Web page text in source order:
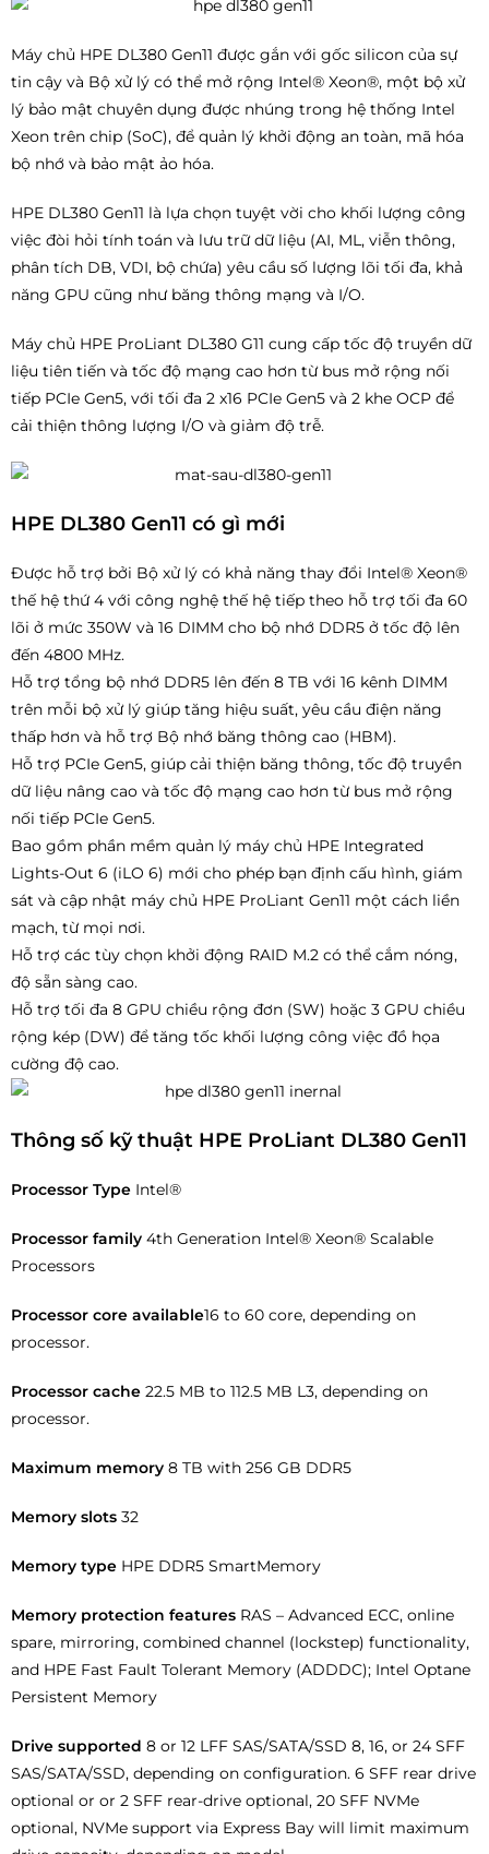
Máy chủ HPE DL380 Gen11 được gắn với gốc silicon của sự
tin cậy và Bộ xử lý có thể mở rộng Intel® Xeon®, một bộ xử
lý bảo mật chuyên dụng được nhúng trong hệ thống Intel
Xeon trên chip (SoC), để quản lý khởi động an toàn, mã hóa
bộ nhớ và bảo mật ảo hóa.
HPE DL380 Gen11 là lựa chọn tuyệt vời cho khối lượng công
việc đòi hỏi tính toán và lưu trữ dữ liệu (AI, ML, viễn thông,
phân tích DB, VDI, bộ chứa) yêu cầu số lượng lõi tối đa, khả
năng GPU cũng như băng thông mạng và I/O.
Máy chủ HPE ProLiant DL380 G11 cung cấp tốc độ truyền dữ
liệu tiên tiến và tốc độ mạng cao hơn từ bus mở rộng nối
tiếp PCIe Gen5, với tối đa 2 x16 PCIe Gen5 và 2 khe OCP để
cải thiện thông lượng I/O và giảm độ trễ.
HPE DL380 Gen11 có gì mới
Được hỗ trợ bởi Bộ xử lý có khả năng thay đổi Intel® Xeon®
thế hệ thứ 4 với công nghệ thế hệ tiếp theo hỗ trợ tối đa 60
lõi ở mức 350W và 16 DIMM cho bộ nhớ DDR5 ở tốc độ lên
đến 4800 MHz.
Hỗ trợ tổng bộ nhớ DDR5 lên đến 8 TB với 16 kênh DIMM
trên mỗi bộ xử lý giúp tăng hiệu suất, yêu cầu điện năng
thấp hơn và hỗ trợ Bộ nhớ băng thông cao (HBM).
Hỗ trợ PCIe Gen5, giúp cải thiện băng thông, tốc độ truyền
dữ liệu nâng cao và tốc độ mạng cao hơn từ bus mở rộng
nối tiếp PCIe Gen5.
Bao gồm phần mềm quản lý máy chủ HPE Integrated
Lights-Out 6 (iLO 6) mới cho phép bạn định cấu hình, giám
sát và cập nhật máy chủ HPE ProLiant Gen11 một cách liền
mạch, từ mọi nơi.
Hỗ trợ các tùy chọn khởi động RAID M.2 có thể cắm nóng,
độ sẵn sàng cao.
Hỗ trợ tối đa 8 GPU chiều rộng đơn (SW) hoặc 3 GPU chiều
rộng kép (DW) để tăng tốc khối lượng công việc đồ họa
cường độ cao.
Thông số kỹ thuật HPE ProLiant DL380 Gen11
Processor Type Intel®
Processor family 4th Generation Intel® Xeon® Scalable
Processors
Processor core available16 to 60 core, depending on
processor.
Processor cache 22.5 MB to 112.5 MB L3, depending on
processor.
Maximum memory 8 TB with 256 GB DDR5
Memory slots 32
Memory type HPE DDR5 SmartMemory
Memory protection features RAS – Advanced ECC, online
spare, mirroring, combined channel (lockstep) functionality,
and HPE Fast Fault Tolerant Memory (ADDDC); Intel Optane
Persistent Memory
Drive supported 8 or 12 LFF SAS/SATA/SSD 8, 16, or 24 SFF
SAS/SATA/SSD, depending on configuration. 6 SFF rear drive
optional or or 2 SFF rear-drive optional, 20 SFF NVMe
optional, NVMe support via Express Bay will limit maximum